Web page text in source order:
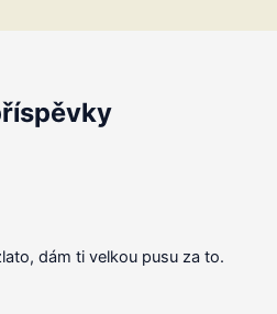
dám ti velkou pusu za to.